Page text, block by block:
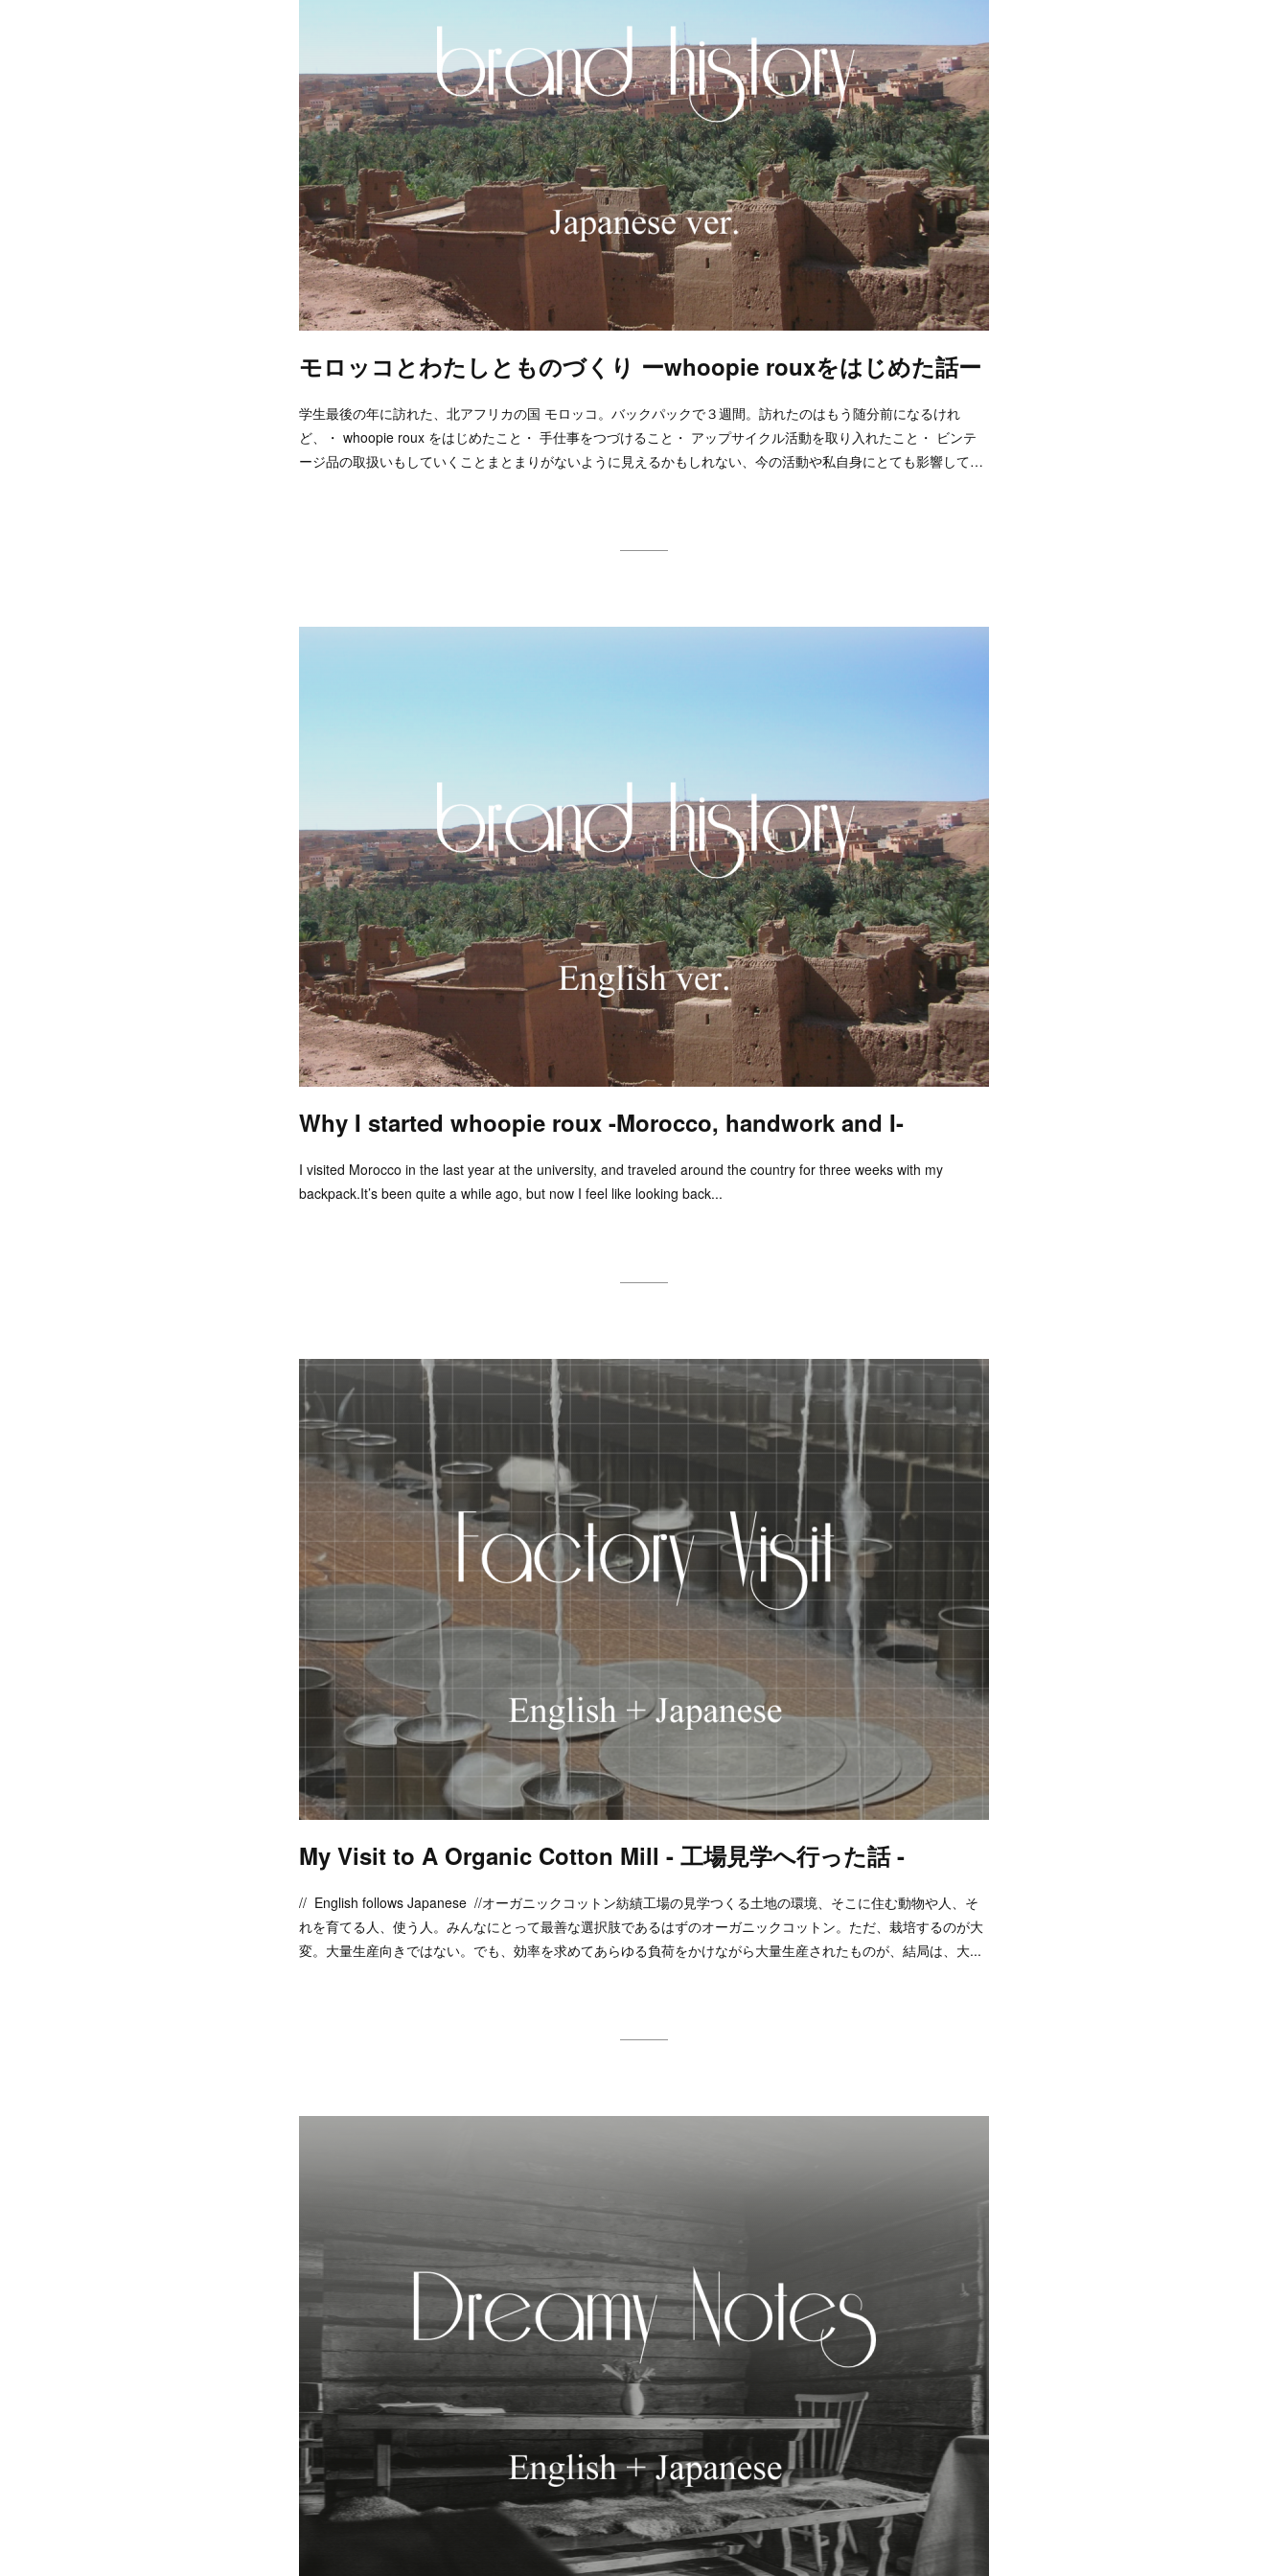
モロッコとわたしとものづくり ーwhoopie rouxをはじめた話ー
学生最後の年に訪れた、北アフリカの国 モロッコ。バックパックで３週間。訪れたのはもう随分前になるけれ
ど、・ whoopie roux をはじめたこと・ 手仕事をつづけること・ アップサイクル活動を取り入れたこと・ ビンテ
ージ品の取扱いもしていくことまとまりがないように見えるかもしれない、今の活動や私自身にとても影響して…
Why I started whoopie roux -Morocco, handwork and I-
I visited Morocco in the last year at the university, and traveled around the country for three weeks with my
backpack.It’s been quite a while ago, but now I feel like looking back...
My Visit to A Organic Cotton Mill - 工場見学へ行った話 -
// English follows Japanese //オーガニックコットン紡績工場の見学つくる土地の環境、そこに住む動物や人、そ
れを育てる人、使う人。みんなにとって最善な選択肢であるはずのオーガニックコットン。ただ、栽培するのが大
変。大量生産向きではない。でも、効率を求めてあらゆる負荷をかけながら大量生産されたものが、結局は、大...